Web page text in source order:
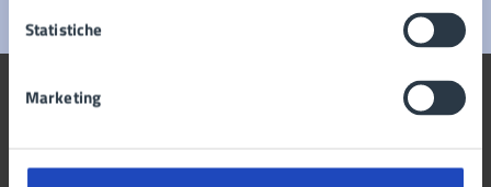
Statistiche
Marketing
Comune di Marano di Napoli